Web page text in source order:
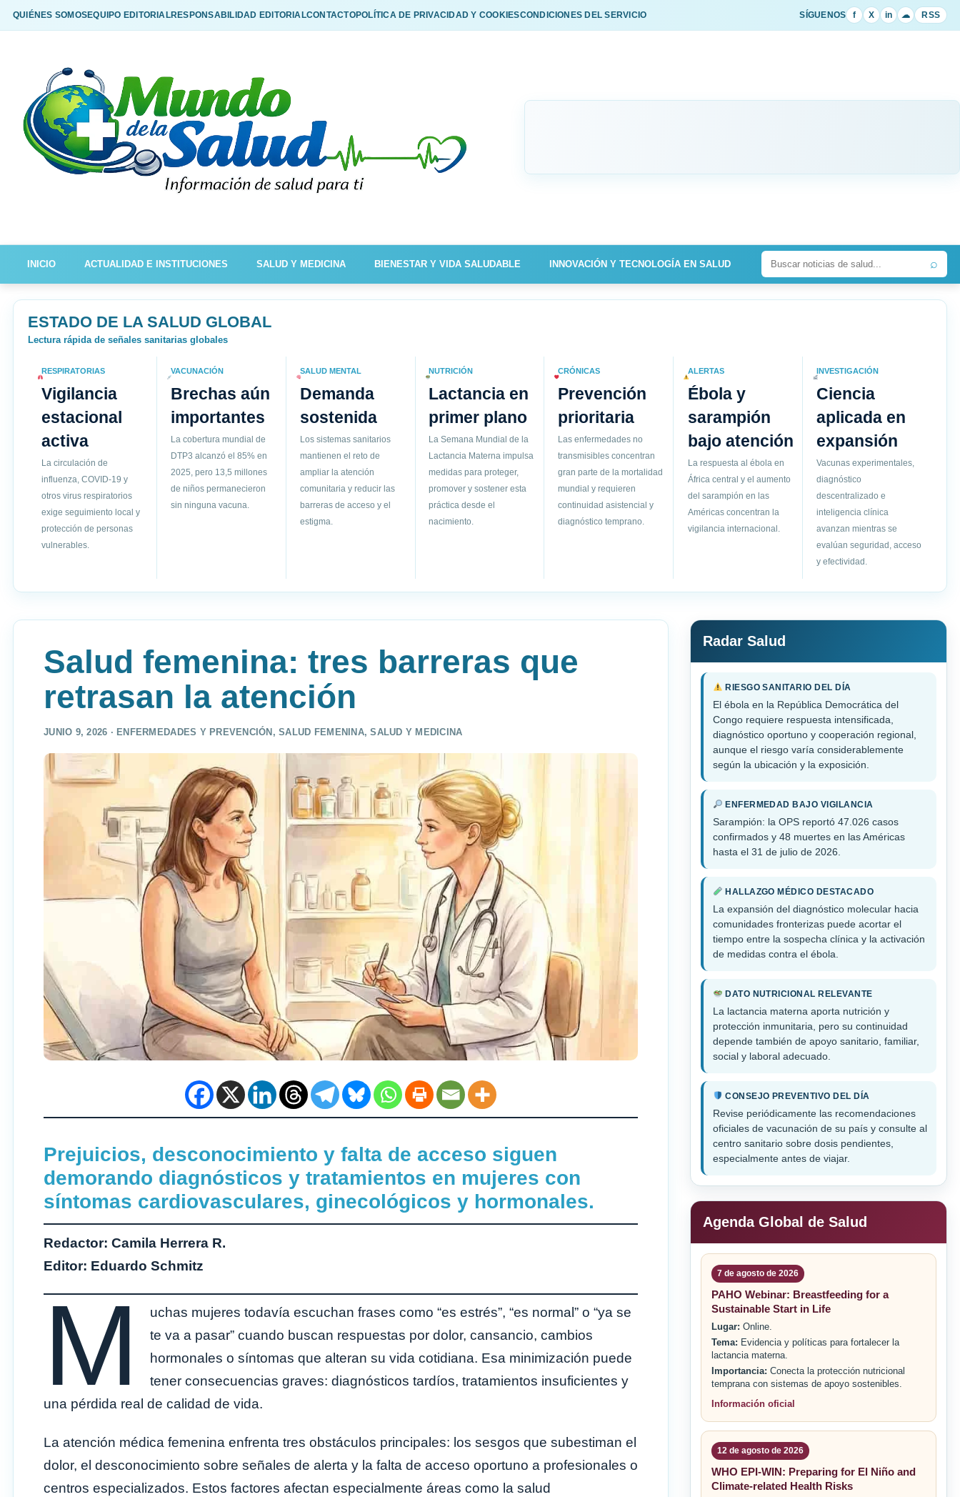
QUIÉNES SOMOSEQUIPO EDITORIALRESPONSABILIDAD EDITORIALCONTACTOPOLÍTICA DE PRIVACIDAD Y COOKIESCONDICIONES DEL SERVICIO SÍGUENOS f X in ☁ RSS
INICIO ACTUALIDAD E INSTITUCIONES SALUD Y MEDICINA BIENESTAR Y VIDA SALUDABLE INNOVACIÓN Y TECNOLOGÍA EN SALUD ⌕
ESTADO DE LA SALUD GLOBAL
Lectura rápida de señales sanitarias globales
RESPIRATORIAS
Vigilancia
estacional
activa
La circulación de
influenza, COVID-19 y
otros virus respiratorios
exige seguimiento local y
protección de personas
vulnerables.
VACUNACIÓN
Brechas aún
importantes
La cobertura mundial de
DTP3 alcanzó el 85% en
2025, pero 13,5 millones
de niños permanecieron
sin ninguna vacuna.
SALUD MENTAL
Demanda
sostenida
Los sistemas sanitarios
mantienen el reto de
ampliar la atención
comunitaria y reducir las
barreras de acceso y el
estigma.
NUTRICIÓN
Lactancia en
primer plano
La Semana Mundial de la
Lactancia Materna impulsa
medidas para proteger,
promover y sostener esta
práctica desde el
nacimiento.
CRÓNICAS
Prevención
prioritaria
Las enfermedades no
transmisibles concentran
gran parte de la mortalidad
mundial y requieren
continuidad asistencial y
diagnóstico temprano.
ALERTAS
Ébola y
sarampión
bajo atención
La respuesta al ébola en
África central y el aumento
del sarampión en las
Américas concentran la
vigilancia internacional.
INVESTIGACIÓN
Ciencia
aplicada en
expansión
Vacunas experimentales,
diagnóstico
descentralizado e
inteligencia clínica
avanzan mientras se
evalúan seguridad, acceso
y efectividad.
Salud femenina: tres barreras que
retrasan la atención
JUNIO 9, 2026 · ENFERMEDADES Y PREVENCIÓN,SALUD FEMENINA,SALUD Y MEDICINA
Prejuicios, desconocimiento y falta de acceso siguen
demorando diagnósticos y tratamientos en mujeres con
síntomas cardiovasculares, ginecológicos y hormonales.
Redactor: Camila Herrera R.
Editor: Eduardo Schmitz
M
uchas mujeres todavía escuchan frases como “es estrés”, “es normal” o “ya se
te va a pasar” cuando buscan respuestas por dolor, cansancio, cambios
hormonales o síntomas que alteran su vida cotidiana. Esa minimización puede
tener consecuencias graves: diagnósticos tardíos, tratamientos insuficientes y
una pérdida real de calidad de vida.
La atención médica femenina enfrenta tres obstáculos principales: los sesgos que subestiman el
dolor, el desconocimiento sobre señales de alerta y la falta de acceso oportuno a profesionales o
centros especializados. Estos factores afectan especialmente áreas como la salud
Radar Salud
RIESGO SANITARIO DEL DÍA
El ébola en la República Democrática del
Congo requiere respuesta intensificada,
diagnóstico oportuno y cooperación regional,
aunque el riesgo varía considerablemente
según la ubicación y la exposición.
ENFERMEDAD BAJO VIGILANCIA
Sarampión: la OPS reportó 47.026 casos
confirmados y 48 muertes en las Américas
hasta el 31 de julio de 2026.
HALLAZGO MÉDICO DESTACADO
La expansión del diagnóstico molecular hacia
comunidades fronterizas puede acortar el
tiempo entre la sospecha clínica y la activación
de medidas contra el ébola.
DATO NUTRICIONAL RELEVANTE
La lactancia materna aporta nutrición y
protección inmunitaria, pero su continuidad
depende también de apoyo sanitario, familiar,
social y laboral adecuado.
CONSEJO PREVENTIVO DEL DÍA
Revise periódicamente las recomendaciones
oficiales de vacunación de su país y consulte al
centro sanitario sobre dosis pendientes,
especialmente antes de viajar.
Agenda Global de Salud
7 de agosto de 2026
PAHO Webinar: Breastfeeding for a
Sustainable Start in Life
Lugar: Online.
Tema: Evidencia y políticas para fortalecer la
lactancia materna.
Importancia: Conecta la protección nutricional
temprana con sistemas de apoyo sostenibles.
Información oficial
12 de agosto de 2026
WHO EPI-WIN: Preparing for El Niño and
Climate-related Health Risks